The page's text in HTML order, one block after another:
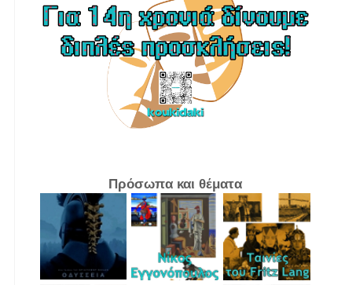
Πρόσωπα και θέματα